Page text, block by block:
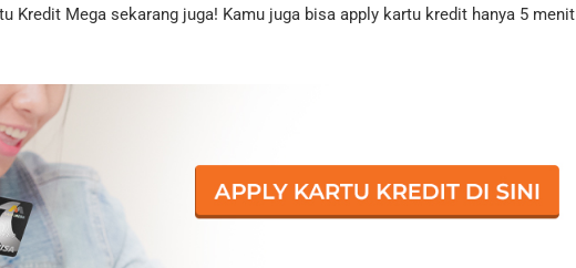
Kredit Mega sekarang juga! Kamu juga bisa apply kartu kredit hanya 5 menit